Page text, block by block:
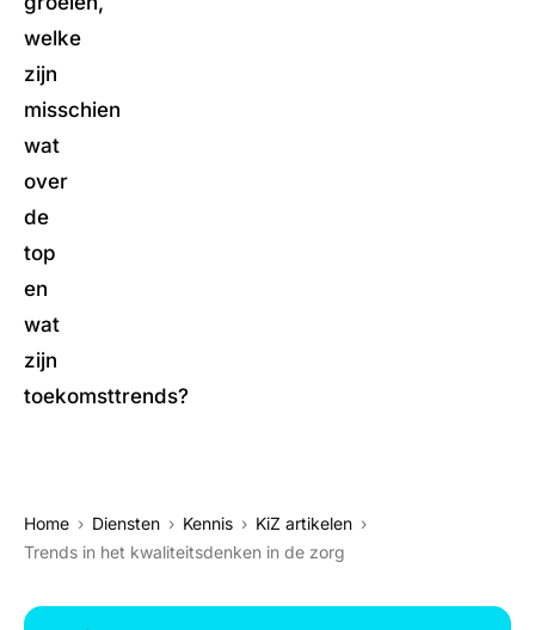
welke
zijn
misschien
wat
over
de
top
en
wat
zijn
toekomsttrends?
Home Diensten Kennis
KiZ artikelen
Trends in het kwaliteitsdenken in de zorg